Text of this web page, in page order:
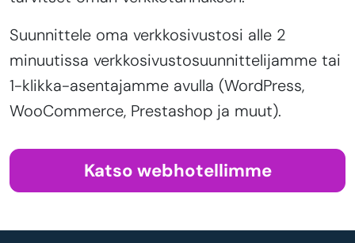
Suunnittele oma verkkosivustosi alle 2
minuutissa verkkosivustosuunnittelijamme tai
1-klikka-asentajamme avulla (WordPress,
WooCommerce, Prestashop ja muut).
Katso webhotellimme